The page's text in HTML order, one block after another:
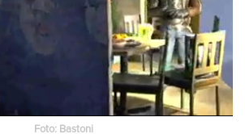
Foto: Bastoni